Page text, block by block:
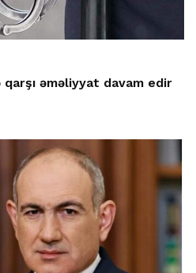
əməliyyat davam edir